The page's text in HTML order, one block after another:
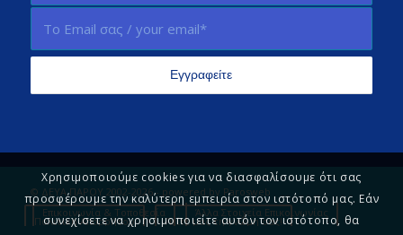
© ΔΕΥΑ ΠΑΡΟΥ 2002-2026 - powered by Parosweb
Επικοινωνία & Τοποθεσία
Άλλα Στοιχεία Επικοινωνίας
Πολιτική Απορρήτου Πείτε μας τη γνώμη σας!
Χρησιμοποιούμε cookies για να διασφαλίσουμε ότι σας
προσφέρουμε την καλύτερη εμπειρία στον ιστότοπό μας. Εάν
συνεχίσετε να χρησιμοποιείτε αυτόν τον ιστότοπο, θα